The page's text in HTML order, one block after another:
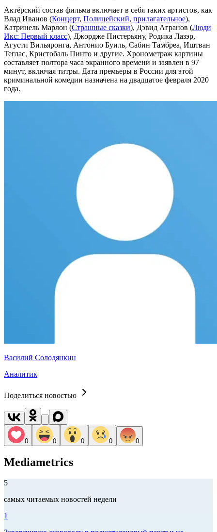
Актёрский состав фильма включает в себя таких артистов, как
Влад Иванов (Концерт, Полицейский, прилагательное),
Катринель Марлон (Страшные сказки), Дэвид Агранов (Люди
Икс: Первый класс), Джордже Пистерьяну, Родика Лазэр,
Агусти Вильяронга, Антонио Буиль, Сабин Тамбреа, Иштван
Теглас, Кристобаль Пинто и другие. Хронометраж картины
составляет полтора часа экранного времени и заявлен в 97
минут, включая титры. Дата премьеры в России для этой
криминальной комедии назначена на двадцатое февраля 2020
года.
Василий Солодянкин
Аналитик
Поделиться новостью
0 0 0 0 0
Mediametrics
5
самых читаемых новостей недели
1